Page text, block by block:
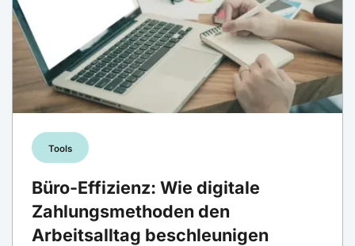
Tools
Büro-Effizienz: Wie digitale
Zahlungsmethoden den
Arbeitsalltag beschleunigen